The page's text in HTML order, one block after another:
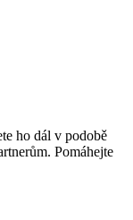
ho dál v podobě
Pomáhejte